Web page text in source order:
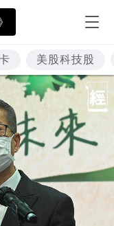
美股科技股